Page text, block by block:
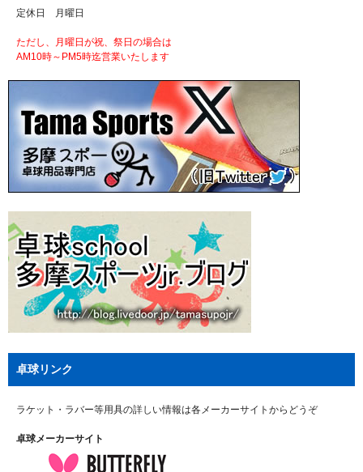
定休日 月曜日
ただし、月曜日が祝、祭日の場合は
AM10時～PM5時迄営業いたします
卓球リンク
ラケット・ラバー等用具の詳しい情報は各メーカーサイトからどうぞ
卓球メーカーサイト